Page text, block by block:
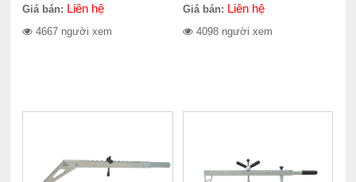
Giá bán: Liên hệ
4667 người xem
Giá bán: Liên hệ
4098 người xem